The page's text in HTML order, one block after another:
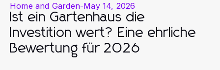
Home and Garden-May 14, 2026
Ist ein Gartenhaus die
Investition wert? Eine ehrliche
Bewertung für 2026